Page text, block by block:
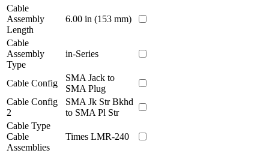
Cable
Assembly
Length
6.00 in (153 mm)
Cable
Assembly
Type
in-Series
Cable Config
SMA Jack to
SMA Plug
Cable Config
2
SMA Jk Str Bkhd
to SMA Pl Str
Cable Type
Cable
Assemblies
Times LMR-240